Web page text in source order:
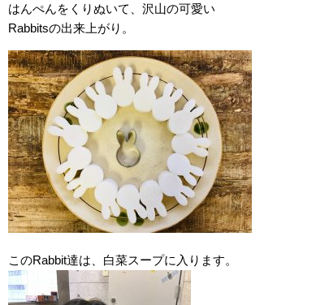
はんぺんをくりぬいて、沢山の可愛い
Rabbitsの出来上がり。
このRabbit達は、白菜スープに入ります。